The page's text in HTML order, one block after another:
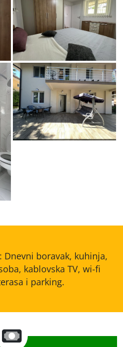
radivojevic_4-8
radivojevic_4-10
boravak, kuhinja,
kablovska TV, wi-fi
i parking.